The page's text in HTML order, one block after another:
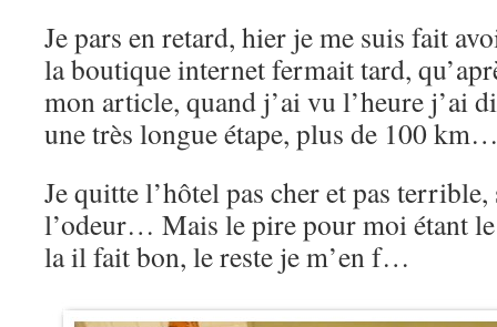
Je pars en retard, hier je me suis fait
la boutique internet fermait tard,
mon article, quand j’ai vu l’heure j’ai
une très longue étape, plus de 100
Je quitte l’hôtel pas cher et pas
l’odeur… Mais le pire pour moi étant
la il fait bon, le reste je m’en f…